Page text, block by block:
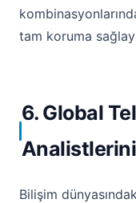
tam koruma
6. Global
Bilişim